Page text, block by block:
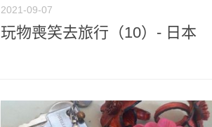
2021-09-07
玩物喪笑去旅行（10）- 日本